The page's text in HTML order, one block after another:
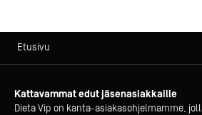
Etusivu
Kattavammat edut jäsenasiakkaille
Dieta Vip on kanta-asiakasohjelmamme,